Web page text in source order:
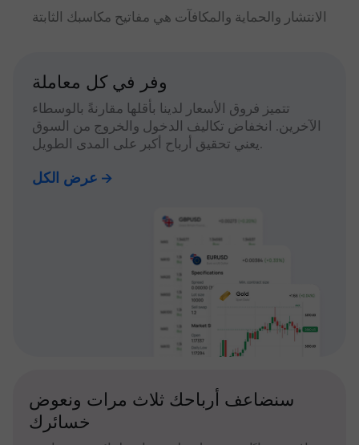
الانتشار والحماية والمكافآت هي مفاتيح مكاسبك الثابتة
وفر في كل معاملة
تتميز فروق الأسعار لدينا بأقلها مقارنةً بالوسطاء
الآخرين. انخفاض تكاليف الدخول والخروج من السوق
يعني تحقيق أرباح أكبر على المدى الطويل.
عرض الكل
سنضاعف أرباحك ثلاث مرات ونعوض
خسائرك